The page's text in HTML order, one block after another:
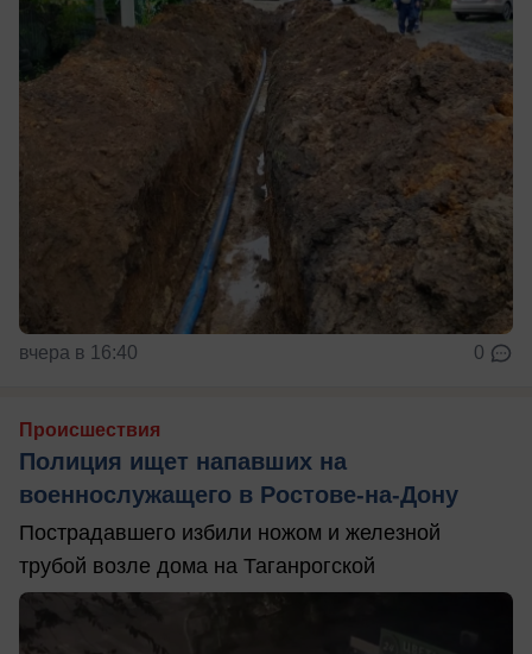
вчера в 16:40 0
Происшествия
Полиция ищет напавших на
военнослужащего в Ростове-на-Дону
Пострадавшего избили ножом и железной
трубой возле дома на Таганрогской